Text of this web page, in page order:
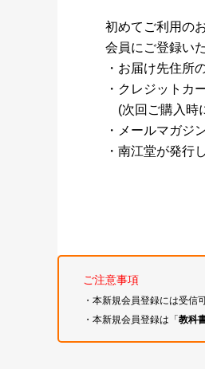
初めてご利用の
会員にご登録い
・お届け先住所
・クレジットカ
(次回ご購入時
・メールマガジ
・南江堂が発行
ご注意事項
・本新規会員登録には受信
・本新規会員登録は「教科